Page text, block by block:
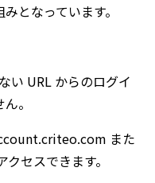
となっています。
い URL からのログイ
。
また
セスできます。